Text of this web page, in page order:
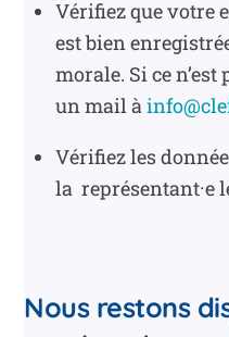
Vérifiez que votre
est bien
morale. Si ce
un mail à
Vérifiez les
la représentant·e
Nous restons